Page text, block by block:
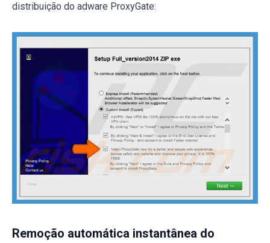
distribuição do adware ProxyGate:
Remoção automática instantânea do